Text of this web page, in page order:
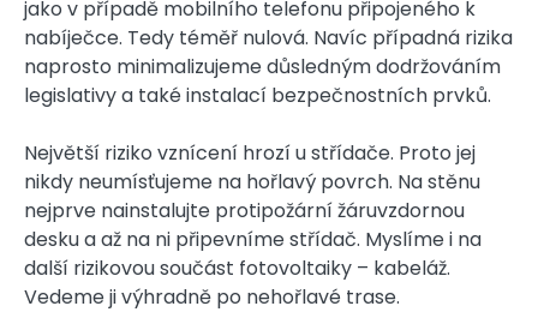
jako v případě mobilního telefonu připojeného k
nabíječce. Tedy téměř nulová. Navíc případná rizika
naprosto minimalizujeme důsledným dodržováním
legislativy a také instalací bezpečnostních prvků.
Největší riziko vznícení hrozí u střídače. Proto jej
nikdy neumísťujeme na hořlavý povrch. Na stěnu
nejprve nainstalujte protipožární žáruvzdornou
desku a až na ni připevníme střídač. Myslíme i na
další rizikovou součást fotovoltaiky – kabeláž.
Vedeme ji výhradně po nehořlavé trase.